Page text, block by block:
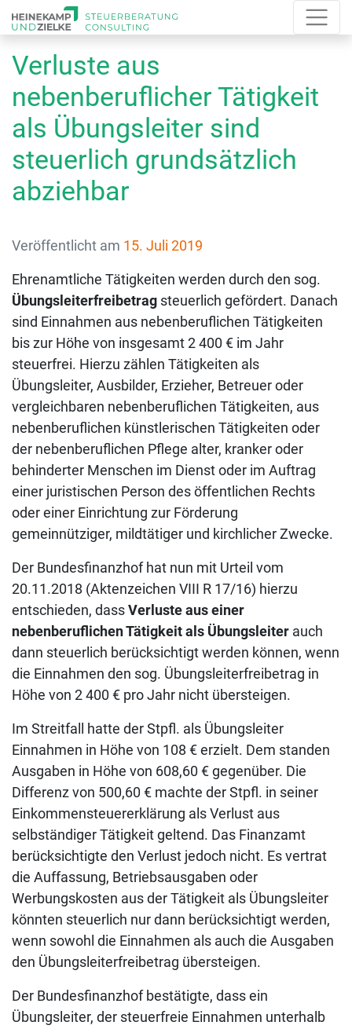
Verluste aus
nebenberuflicher Tätigkeit
als Übungsleiter sind
steuerlich grundsätzlich
abziehbar
Veröffentlicht am 15. Juli 2019
Ehrenamtliche Tätigkeiten werden durch den sog.
Übungsleiterfreibetrag steuerlich gefördert. Danach
sind Einnahmen aus nebenberuflichen Tätigkeiten
bis zur Höhe von insgesamt 2 400 € im Jahr
steuerfrei. Hierzu zählen Tätigkeiten als
Übungsleiter, Ausbilder, Erzieher, Betreuer oder
vergleichbaren nebenberuflichen Tätigkeiten, aus
nebenberuflichen künstlerischen Tätigkeiten oder
der nebenberuflichen Pflege alter, kranker oder
behinderter Menschen im Dienst oder im Auftrag
einer juristischen Person des öffentlichen Rechts
oder einer Einrichtung zur Förderung
gemeinnütziger, mildtätiger und kirchlicher Zwecke.
Der Bundesfinanzhof hat nun mit Urteil vom
20.11.2018 (Aktenzeichen VIII R 17/16) hierzu
entschieden, dassVerluste aus einer
nebenberuflichen Tätigkeit als Übungsleiter auch
dann steuerlich berücksichtigt werden können, wenn
die Einnahmen den sog. Übungsleiterfreibetrag in
Höhe von 2 400 € pro Jahr nicht übersteigen.
Im Streitfall hatte der Stpfl. als Übungsleiter
Einnahmen in Höhe von 108 € erzielt. Dem standen
Ausgaben in Höhe von 608,60 € gegenüber. Die
Differenz von 500,60 € machte der Stpfl. in seiner
Einkommensteuererklärung als Verlust aus
selbständiger Tätigkeit geltend. Das Finanzamt
berücksichtigte den Verlust jedoch nicht. Es vertrat
die Auffassung, Betriebsausgaben oder
Werbungskosten aus der Tätigkeit als Übungsleiter
könnten steuerlich nur dann berücksichtigt werden,
wenn sowohl die Einnahmen als auch die Ausgaben
den Übungsleiterfreibetrag übersteigen.
Der Bundesfinanzhof bestätigte, dass ein
Übungsleiter, der steuerfreie Einnahmen unterhalb